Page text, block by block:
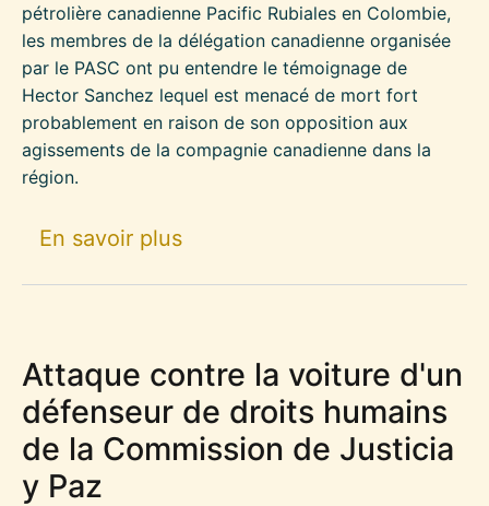
pétrolière canadienne Pacific Rubiales en Colombie,
les membres de la délégation canadienne organisée
par le PASC ont pu entendre le témoignage de
Hector Sanchez lequel est menacé de mort fort
probablement en raison de son opposition aux
agissements de la compagnie canadienne dans la
région.
En savoir plussur Menace contre un
Attaque contre la voiture d'un
défenseur de droits humains
de la Commission de Justicia
y Paz